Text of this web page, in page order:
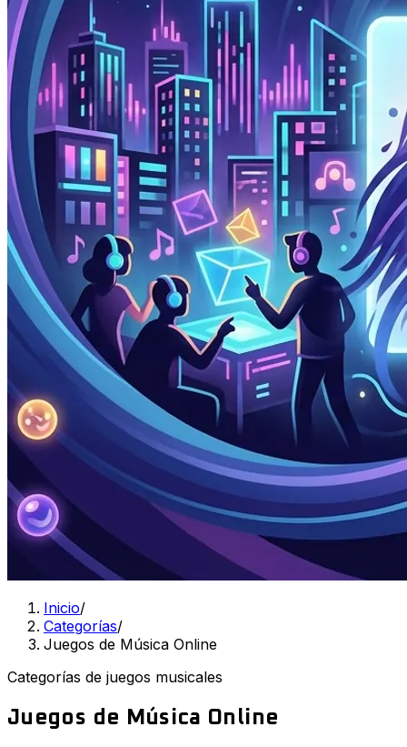
Inicio/
Categorías/
Juegos de Música Online
Categorías de juegos musicales
Juegos de Música Online